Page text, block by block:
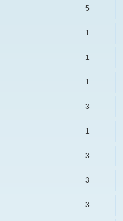
5
1
1
1
3
1
3
3
3